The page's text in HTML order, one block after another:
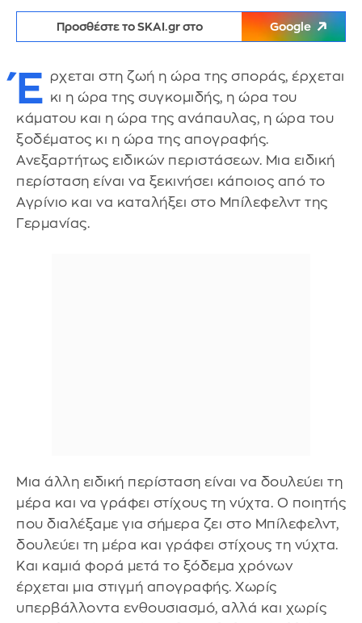
Προσθέστε το SKAI.gr στο Google
Έ ρχεται στη ζωή η ώρα της σποράς, έρχεται
κι η ώρα της συγκομιδής, η ώρα του
κάματου και η ώρα της ανάπαυλας, η ώρα του
ξοδέματος κι η ώρα της απογραφής.
Ανεξαρτήτως ειδικών περιστάσεων. Μια ειδική
περίσταση είναι να ξεκινήσει κάποιος από το
Αγρίνιο και να καταλήξει στο Μπίλεφελντ της
Γερμανίας.
Μια άλλη ειδική περίσταση είναι να δουλεύει τη
μέρα και να γράφει στίχους τη νύχτα. Ο ποιητής
που διαλέξαμε για σήμερα ζει στο Μπίλεφελντ,
δουλεύει τη μέρα και γράφει στίχους τη νύχτα.
Και καμιά φορά μετά το ξόδεμα χρόνων
έρχεται μια στιγμή απογραφής. Χωρίς
υπερβάλλοντα ενθουσιασμό, αλλά και χωρίς